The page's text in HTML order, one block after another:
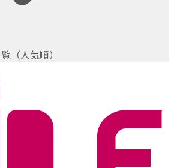
（人気順）